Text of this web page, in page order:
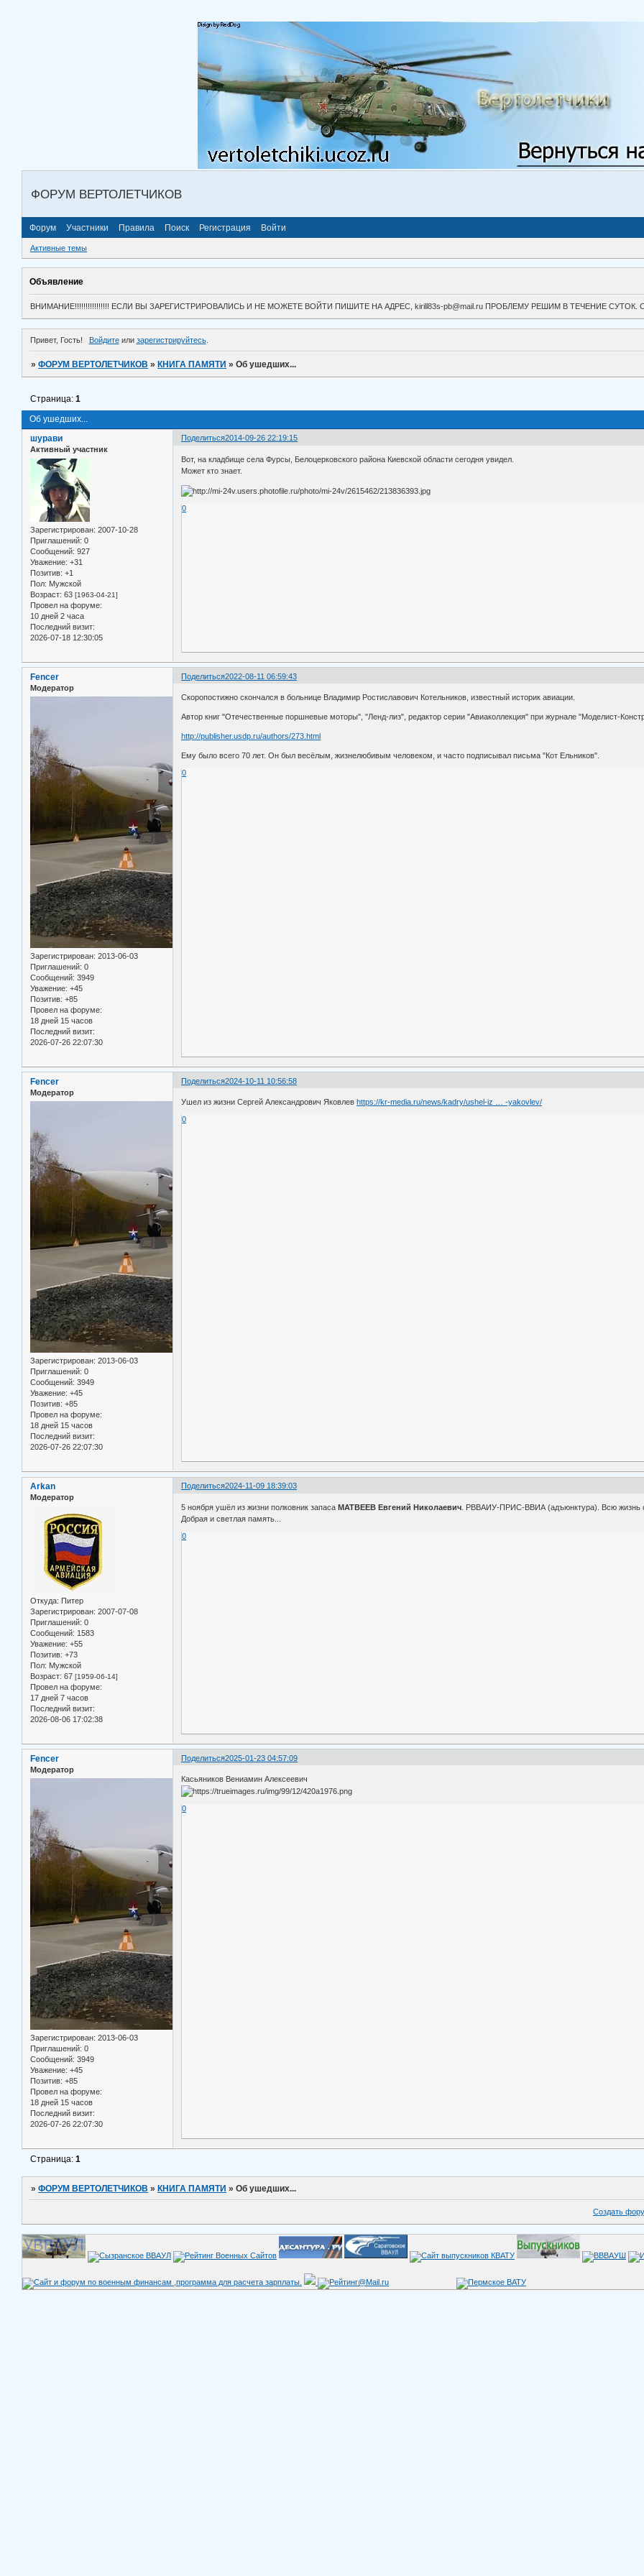
ФОРУМ ВЕРТОЛЕТЧИКОВ
Форум Участники Правила Поиск Регистрация Войти
Активные темы
Объявление
ВНИМАНИЕ!!!!!!!!!!!!!!!! ЕСЛИ ВЫ ЗАРЕГИСТРИРОВАЛИСЬ И НЕ МОЖЕТЕ ВОЙТИ ПИШИТЕ НА АДРЕС, kirill83s-pb@mail.ru ПРОБЛЕМУ РЕШИМ В ТЕЧЕНИЕ
Привет, Гость! Войдитеили зарегистрируйтесь.
»ФОРУМ ВЕРТОЛЕТЧИКОВ » КНИГА ПАМЯТИ »Об ушедших...
Об ушедших...
Страница:1
Поделиться2014-09-26 22:19:15
шурави
Активный участник
Зарегистрирован: 2007-10-28
Приглашений: 0
Сообщений: 927
Уважение: +31
Позитив: +1
Пол: Мужской
Возраст: 63 [1963-04-21]
Провел на форуме:
10 дней 2 часа
Последний визит:
2026-07-18 12:30:05
Вот, на кладбище села Фурсы, Белоцерковского района Киевской области сегодня увидел.
Может кто знает.
0
Поделиться2022-08-11 06:59:43
Fencer
Модератор
Зарегистрирован: 2013-06-03
Приглашений: 0
Сообщений: 3949
Уважение: +45
Позитив: +85
Провел на форуме:
18 дней 15 часов
Последний визит:
2026-07-26 22:07:30
Скоропостижно скончался в больнице Владимир Ростиславович Котельников, известный историк авиации.
Автор книг "Отечественные поршневые моторы", "Ленд-лиз", редактор серии "Авиаколлекция" при журнале "Моделист-
http://publisher.usdp.ru/authors/273.html
Ему было всего 70 лет. Он был весёлым, жизнелюбивым человеком, и часто подписывал письма "Кот Ельников".
0
Поделиться2024-10-11 10:56:58
Fencer
Модератор
Зарегистрирован: 2013-06-03
Приглашений: 0
Сообщений: 3949
Уважение: +45
Позитив: +85
Провел на форуме:
18 дней 15 часов
Последний визит:
2026-07-26 22:07:30
Ушел из жизни Сергей Александрович Яковлев https://kr-media.ru/news/kadry/ushel-iz … -yakovlev/
0
Поделиться2024-11-09 18:39:03
Arkan
Модератор
Откуда: Питер
Зарегистрирован: 2007-07-08
Приглашений: 0
Сообщений: 1583
Уважение: +55
Позитив: +73
Пол: Мужской
Возраст: 67 [1959-06-14]
Провел на форуме:
17 дней 7 часов
Последний визит:
2026-08-06 17:02:38
5 ноября ушёл из жизни полковник запасаМАТВЕЕВ Евгений Николаевич . РВВАИУ-ПРИС-ВВИА (адъюнктура). Всю жизнь
Добрая и светлая память...
0
Поделиться2025-01-23 04:57:09
Fencer
Модератор
Зарегистрирован: 2013-06-03
Приглашений: 0
Сообщений: 3949
Уважение: +45
Позитив: +85
Провел на форуме:
18 дней 15 часов
Последний визит:
2026-07-26 22:07:30
Касьяников Вениамин Алексеевич
0
Страница:1
»ФОРУМ ВЕРТОЛЕТЧИКОВ » КНИГА ПАМЯТИ »Об ушедших...
Создать